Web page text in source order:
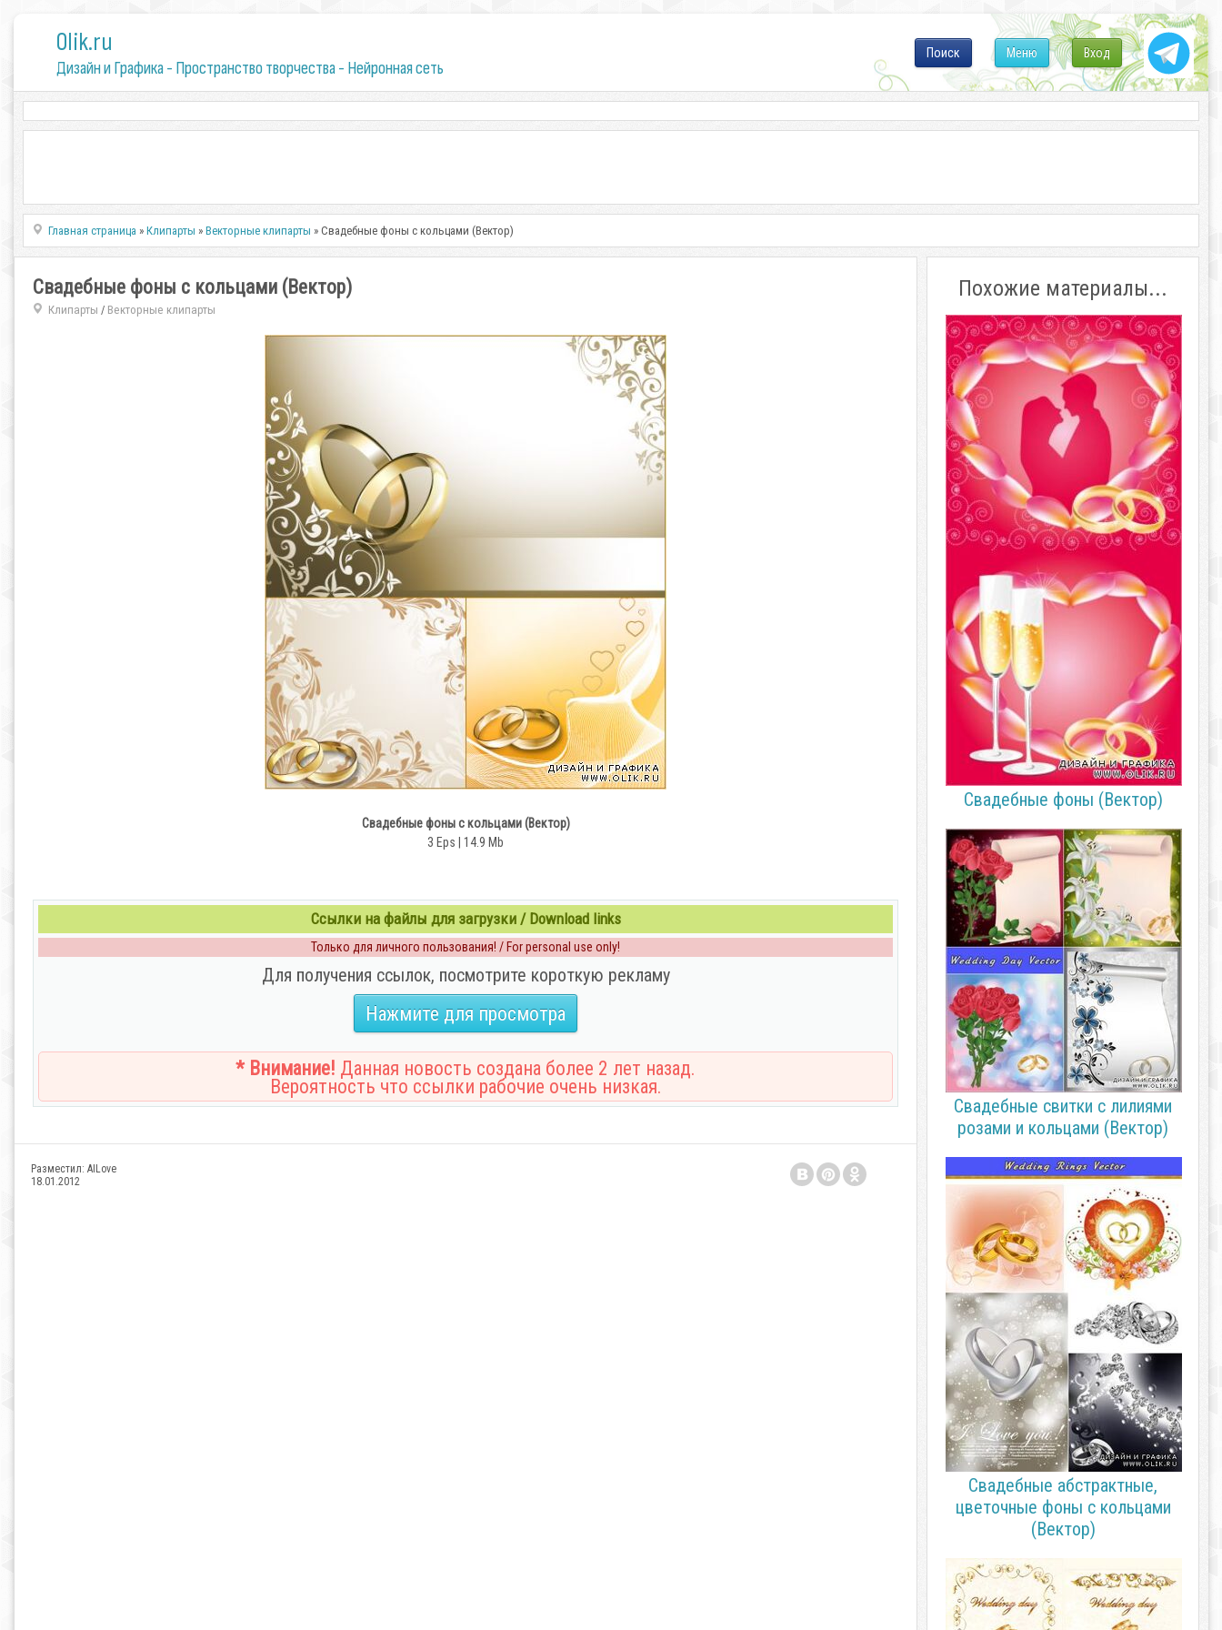
0lik.ru
Дизайн и Графика - Пространство творчества - Нейронная сеть
Вход
Меню
Поиск
Главная страница »Клипарты »Векторные клипарты » Свадебные фоны с кольцами (Вектор)
Свадебные фоны с кольцами (Вектор)
Клипарты / Векторные клипарты
Свадебные фоны с кольцами (Вектор)
3 Eps | 14.9 Mb
Ссылки на файлы для загрузки / Download links
Только для личного пользования! / For personal use only!
Для получения ссылок, посмотрите короткую рекламу
Нажмите для просмотра
* Внимание! Данная новость создана более 2 лет назад.
Вероятность что ссылки рабочие очень низкая.
Разместил: AILove
18.01.2012
Похожие материалы...
Свадебные фоны (Вектор)
Свадебные свитки с лилиями
розами и кольцами (Вектор)
Свадебные абстрактные,
цветочные фоны с кольцами
(Вектор)